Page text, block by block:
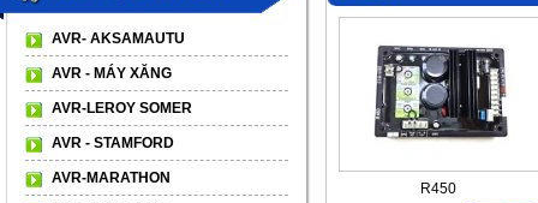
AVR- AKSAMAUTU
AVR - MÁY XĂNG
AVR-LEROY SOMER
AVR - STAMFORD
AVR-MARATHON
R450